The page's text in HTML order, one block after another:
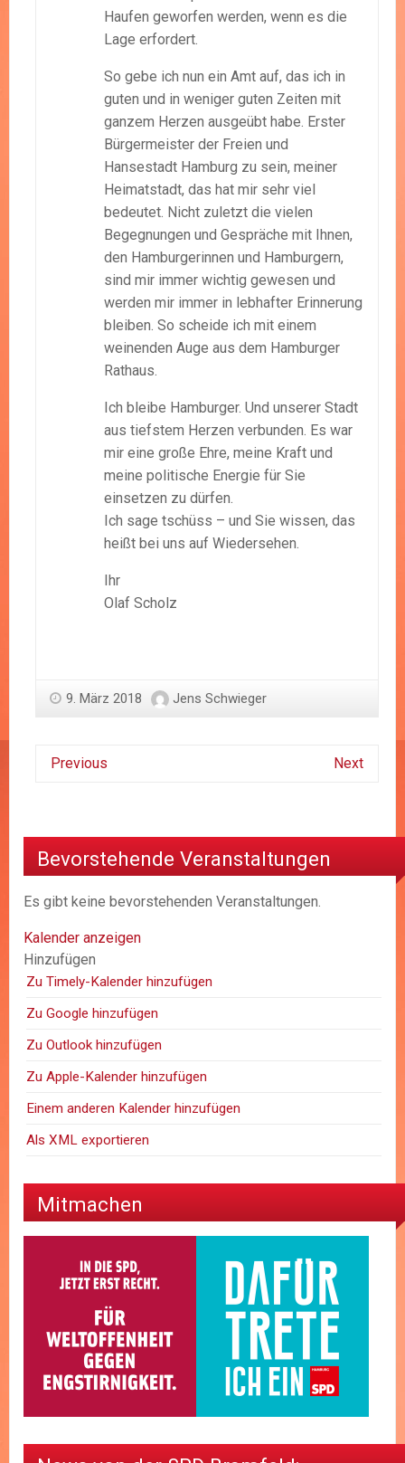
Haufen geworfen werden, wenn es die
Lage erfordert.
So gebe ich nun ein Amt auf, das ich in
guten und in weniger guten Zeiten mit
ganzem Herzen ausgeübt habe. Erster
Bürgermeister der Freien und
Hansestadt Hamburg zu sein, meiner
Heimatstadt, das hat mir sehr viel
bedeutet. Nicht zuletzt die vielen
Begegnungen und Gespräche mit Ihnen,
den Hamburgerinnen und Hamburgern,
sind mir immer wichtig gewesen und
werden mir immer in lebhafter Erinnerung
bleiben. So scheide ich mit einem
weinenden Auge aus dem Hamburger
Rathaus.
Ich bleibe Hamburger. Und unserer Stadt
aus tiefstem Herzen verbunden. Es war
mir eine große Ehre, meine Kraft und
meine politische Energie für Sie
einsetzen zu dürfen.
Ich sage tschüss – und Sie wissen, das
heißt bei uns auf Wiedersehen.
Ihr
Olaf Scholz
9. März 2018 Jens Schwieger
Previous Next
Bevorstehende Veranstaltungen
Es gibt keine bevorstehenden Veranstaltungen.
Kalender anzeigen
Hinzufügen
Zu Timely-Kalender hinzufügen
Zu Google hinzufügen
Zu Outlook hinzufügen
Zu Apple-Kalender hinzufügen
Einem anderen Kalender hinzufügen
Als XML exportieren
Mitmachen